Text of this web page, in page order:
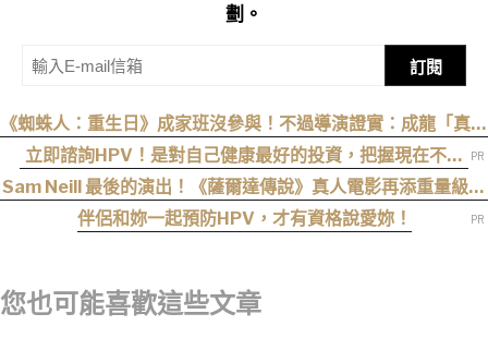
劃。
訂閱
《蜘蛛人：重生日》成家班沒參與！不過導演證實：成龍「真的
有來片場」
立即諮詢HPV！是對自己健康最好的投資，把握現在不嫌
晚！
Sam Neill 最後的演出！《薩爾達傳說》真人電影再添重量級卡
司
伴侶和妳一起預防HPV，才有資格說愛妳！
您也可能喜歡這些文章